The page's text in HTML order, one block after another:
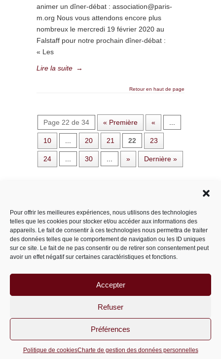
Pour offrir les meilleures expériences, nous utilisons des technologies
telles que les cookies pour stocker et/ou accéder aux informations des
appareils. Le fait de consentir à ces technologies nous permettra de traiter
des données telles que le comportement de navigation ou les ID uniques
sur ce site. Le fait de ne pas consentir ou de retirer son consentement peut
avoir un effet négatif sur certaines caractéristiques et fonctions.
Accepter
Refuser
Préférences
Politique de cookiesCharte de gestion des données personnelles
animer un dîner-débat : association@paris-
m.org Nous vous attendons encore plus
nombreux le mercredi 19 février 2020 au
Falstaff pour notre prochain dîner-débat :
« Les
Lire la suite →
Retour en haut de page
Page 22 de 34 « Première «
10 20 21 22 23
24 30 » Dernière »
Catégories